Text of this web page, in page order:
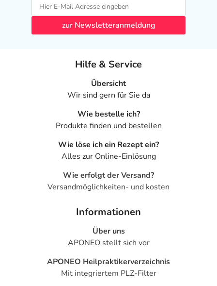
zur Newsletteranmeldung
Hilfe & Service
Übersicht
Wir sind gern für Sie da
Wie bestelle ich?
Produkte finden und bestellen
Wie löse ich ein Rezept ein?
Alles zur Online-Einlösung
Wie erfolgt der Versand?
Versandmöglichkeiten- und kosten
Informationen
Über uns
APONEO stellt sich vor
APONEO Heilpraktikerverzeichnis
Mit integriertem PLZ-Filter